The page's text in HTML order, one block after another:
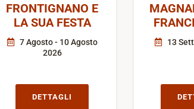
FRONTIGNANO E
LA SUA FESTA
7 Agosto - 10 Agosto
2026
DETTAGLI
13